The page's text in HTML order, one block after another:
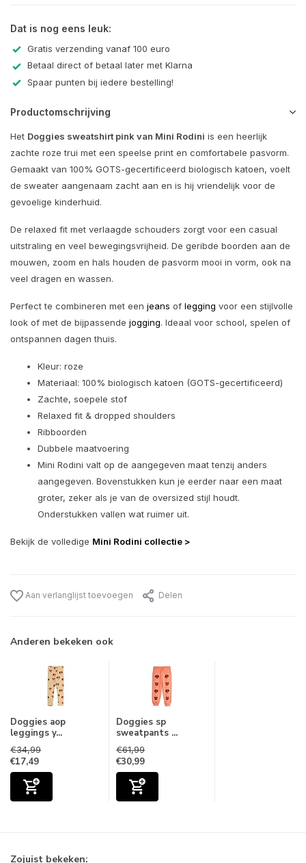
Dat is nog eens leuk:
Gratis verzending vanaf 100 euro
Betaal direct of betaal later met Klarna
Spaar punten bij iedere bestelling!
Productomschrijving
Het Doggies sweatshirt pink van Mini Rodini is een heerlijk
zachte roze trui met een speelse print en comfortabele pasvorm.
Gemaakt van 100% GOTS-gecertificeerd biologisch katoen, voelt
de sweater aangenaam zacht aan en is hij vriendelijk voor de
gevoelige kinderhuid.
De relaxed fit met verlaagde schouders zorgt voor een casual
uitstraling en veel bewegingsvrijheid. De geribde boorden aan de
mouwen, zoom en hals houden de pasvorm mooi in vorm, ook na
veel dragen en wassen.
Perfect te combineren met een jeans of legging voor een stijlvolle
look of met de bijpassende jogging. Ideaal voor school, spelen of
ontspannen dagen thuis.
Kleur: roze
Materiaal: 100% biologisch katoen (GOTS-gecertificeerd)
Zachte, soepele stof
Relaxed fit & dropped shoulders
Ribboorden
Dubbele maatvoering
Mini Rodini valt op de aangegeven maat tenzij anders
aangegeven. Bovenstukken kun je eerder naar een maat
groter, zeker als je van de oversized stijl houdt.
Onderstukken vallen wat ruimer uit.
Bekijk de volledige Mini Rodini collectie >
Aan verlanglijst toevoegen Delen
Anderen bekeken ook
Doggies aop
leggings y...
€34,99
€17,49
Doggies sp
sweatpants ...
€61,99
€30,99
Zojuist bekeken: